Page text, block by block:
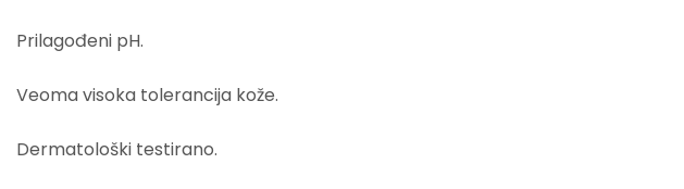
Prilagođeni pH.
Veoma visoka tolerancija kože.
Dermatološki testirano.